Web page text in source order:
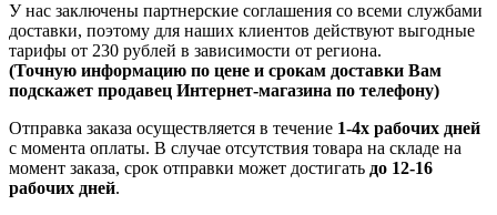
У нас заключены партнерские соглашения со всеми службами
доставки, поэтому для наших клиентов действуют выгодные
тарифы от 230 рублей в зависимости от региона.
(Точную информацию по цене и срокам доставки Вам
подскажет продавец Интернет-магазина по телефону)
Отправка заказа осуществляется в течение 1-4х рабочих дней
с момента оплаты. В случае отсутствия товара на складе на
момент заказа, срок отправки может достигать до 12-16
рабочих дней.